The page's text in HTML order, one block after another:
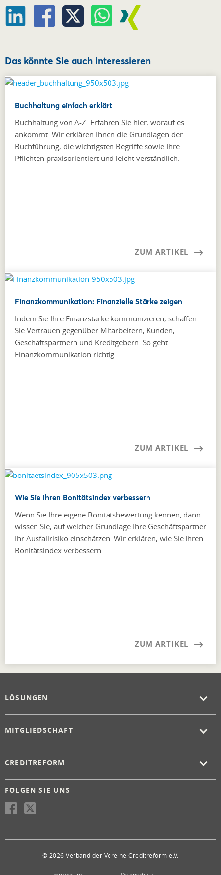
Das könnte Sie auch interessieren
Buchhaltung einfach erklärt
Buchhaltung von A-Z: Erfahren Sie hier, worauf es
ankommt. Wir erklären Ihnen die Grundlagen der
Buchführung, die wichtigsten Begriffe sowie Ihre
Pflichten praxisorientiert und leicht verständlich.
ZUM ARTIKEL
Finanzkommunikation: Finanzielle Stärke zeigen
Indem Sie Ihre Finanzstärke kommunizieren, schaffen
Sie Vertrauen gegenüber Mitarbeitern, Kunden,
Geschäftspartnern und Kreditgebern. So geht
Finanzkommunikation richtig.
ZUM ARTIKEL
Wie Sie Ihren Bonitätsindex verbessern
Wenn Sie Ihre eigene Bonitätsbewertung kennen, dann
wissen Sie, auf welcher Grundlage Ihre Geschäftspartner
Ihr Ausfallrisiko einschätzen. Wir erklären, wie Sie Ihren
Bonitätsindex verbessern.
ZUM ARTIKEL
LÖSUNGEN
MITGLIEDSCHAFT
CREDITREFORM
FOLGEN SIE UNS
© 2026 Verband der Vereine Creditreform e.V.